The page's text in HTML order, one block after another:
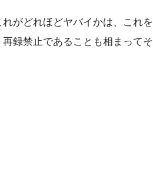
がどれほどヤバイかは、これを
録禁止であることも相まってそ